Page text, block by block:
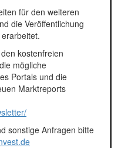
Fabrikgebäudes installiert
sauberer Energie zu
wird eine
Dadurch reduzieren sich
und andererseits können
4.227 Tonnen
181.000 Euro
Energie
Aktiv
ecoligo.investments
für den weiteren
die Veröffentlichung
kostenfreien
mögliche
Portals und die
Marktreports
sonstige Anfragen bitte